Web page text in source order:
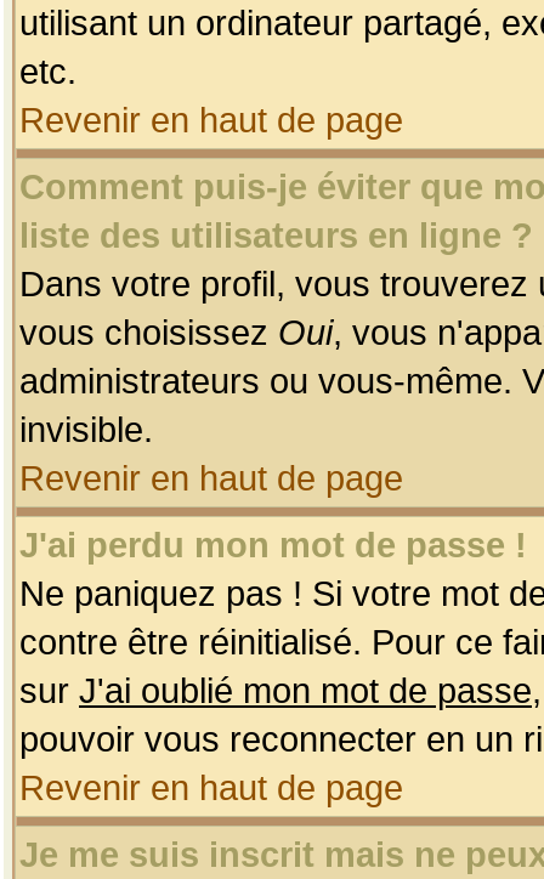
utilisant un ordinateur partagé,
etc.
Revenir en haut de page
Comment puis-je éviter que
liste des utilisateurs en ligne ?
Dans votre profil, vous
vous choisissez Oui, vous
administrateurs ou vous-même.
invisible.
Revenir en haut de page
J'ai perdu mon mot de passe !
Ne paniquez pas ! Si votre mot
contre être réinitialisé. Pour ce
sur J'ai oublié mon mot de passe
pouvoir vous reconnecter en un
Revenir en haut de page
Je me suis inscrit mais ne